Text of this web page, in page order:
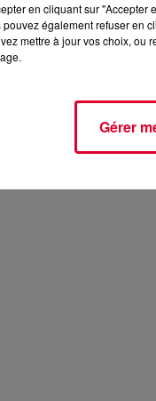
en cliquant sur "Accepter
pouvez également refuser en
mettre à jour vos choix, ou
Gérer